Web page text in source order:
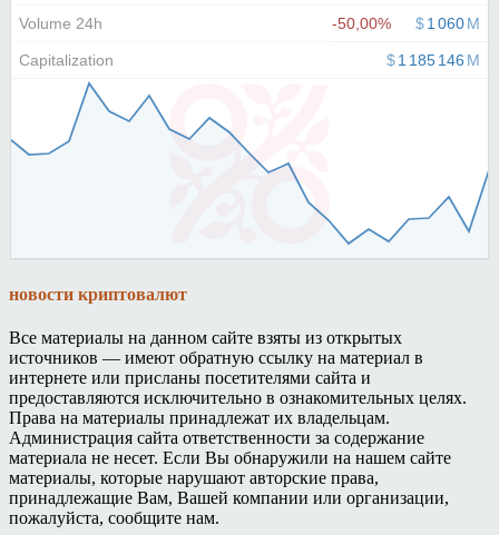
новости криптовалют
Все материалы на данном сайте взяты из открытых
источников — имеют обратную ссылку на материал в
интернете или присланы посетителями сайта и
предоставляются исключительно в ознакомительных целях.
Права на материалы принадлежат их владельцам.
Администрация сайта ответственности за содержание
материала не несет. Если Вы обнаружили на нашем сайте
материалы, которые нарушают авторские права,
принадлежащие Вам, Вашей компании или организации,
пожалуйста, сообщите нам.